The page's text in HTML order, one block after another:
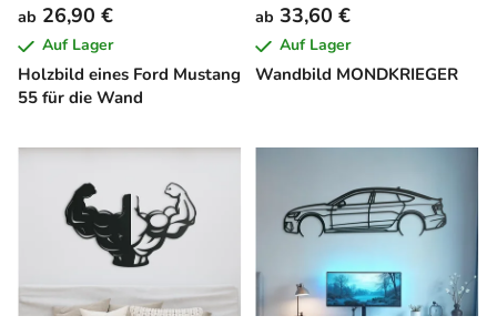
Holzbild eines Ford Mustang
55 für die Wand
ab 26,90 €
Auf Lager
Wandbild MONDKRIEGER
ab 33,60 €
Auf Lager